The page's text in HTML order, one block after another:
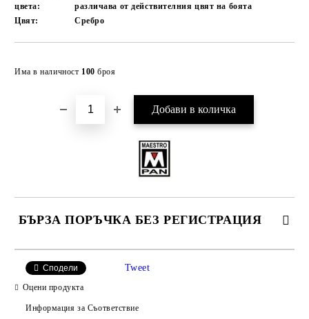
цвета:
различава от действителния цвят на боята
Цвят:
Сребро
Има в наличност 100 броя
БЪРЗА ПОРЪЧКА БЕЗ РЕГИСТРАЦИЯ
Сподели Tweet
Оцени продукта
Информация за Съответствие